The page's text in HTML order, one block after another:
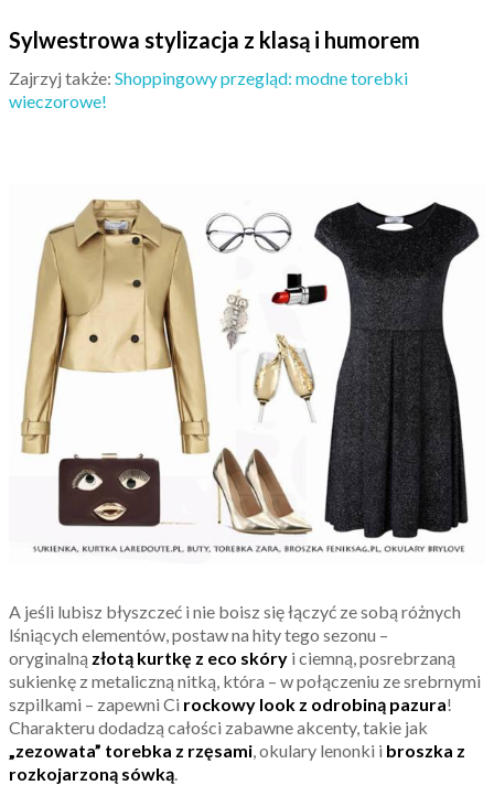
Sylwestrowa stylizacja z klasą i humorem
Zajrzyj także: Shoppingowy przegląd: modne torebki
wieczorowe!
A jeśli lubisz błyszczeć i nie boisz się łączyć ze sobą różnych
lśniących elementów, postaw na hity tego sezonu –
oryginalną złotą kurtkę z eco skóry i ciemną, posrebrzaną
sukienkę z metaliczną nitką, która – w połączeniu ze srebrnymi
szpilkami – zapewni Ci rockowy look z odrobiną pazura!
Charakteru dodadzą całości zabawne akcenty, takie jak
„zezowata” torebka z rzęsami, okulary lenonki i broszka z
rozkojarzoną sówką.